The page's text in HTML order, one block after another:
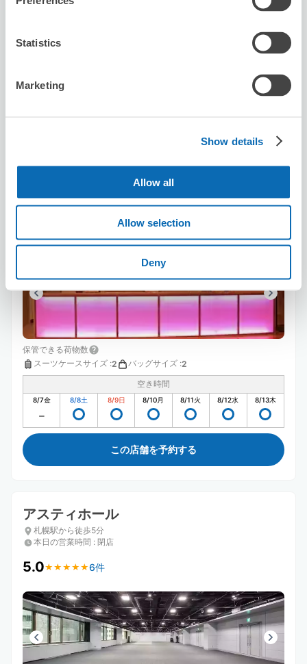
Statistics
Marketing
Show details
Allow all
Allow selection
Deny
スーツケースサイズ
8/7金 8/13 木
カラオケマッシュ ブロード店
11:00〜02:00
保管できる荷物数
スーツケースサイズ :2 バッグサイズ :2
空き時間
8/7金 8/8土 8/9日 8/10月 8/11火 8/12水 8/13木
この店舗を予約する
アスティホール
札幌駅から徒歩5分
本日の営業時間 : 閉店
5.0★ ★ ★ ★ ★
★ ★ ★ ★ ★6件